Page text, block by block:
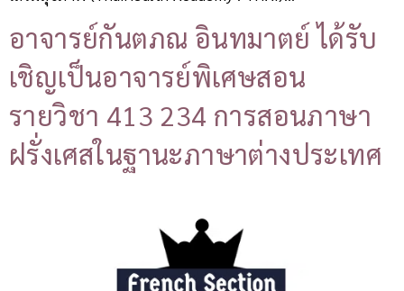
อาจารย์กันตภณ อินทมาตย์ ได้รับ
เชิญเป็นอาจารย์พิเศษสอน
รายวิชา 413 234 การสอนภาษา
ฝรั่งเศสในฐานะภาษาต่างประเทศ